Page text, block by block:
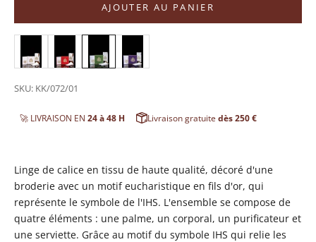
AJOUTER AU PANIER
SKU: KK/072/01
🚀 LIVRAISON EN 24 à 48 H Livraison gratuite dès 250 €
Linge de calice en tissu de haute qualité, décoré d'une
broderie avec un motif eucharistique en fils d'or, qui
représente le symbole de l'IHS. L'ensemble se compose de
quatre éléments : une palme, un corporal, un purificateur et
une serviette. Grâce au motif du symbole IHS qui relie les